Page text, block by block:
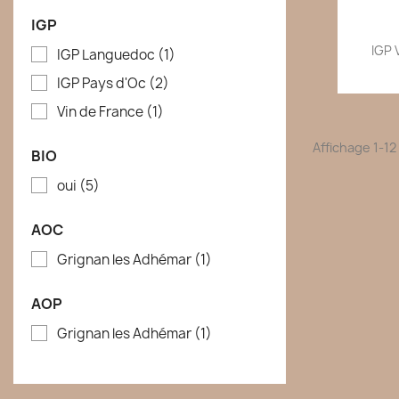
IGP
IGP Languedoc (1)
IGP Pays d'Oc (2)
Vin de France (1)
BIO
oui (5)
AOC
Grignan les Adhémar (1)
AOP
Grignan les Adhémar (1)
IGP
Affichage 1-